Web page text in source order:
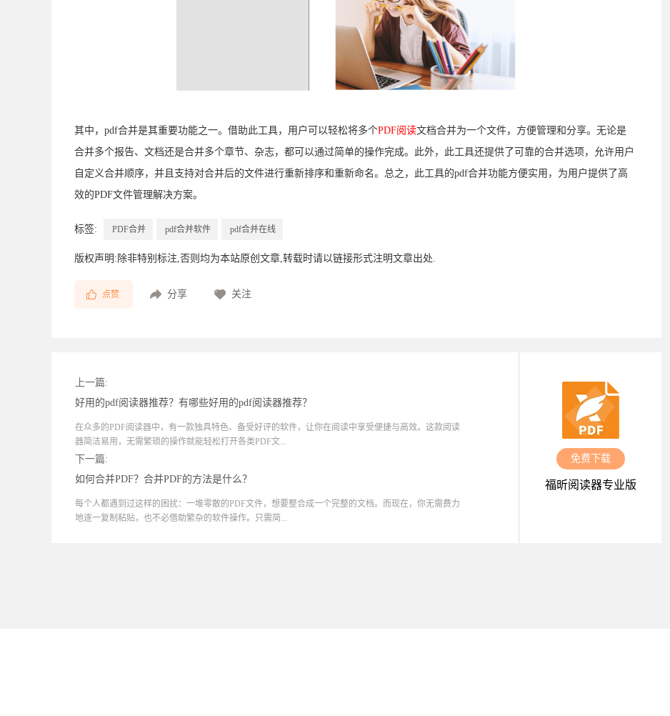
其中，pdf合并是其重要功能之一。借助此工具，用户可以轻松将多个PDF阅读文档合并为一个文件，方便管理和分享。无论是
合并多个报告、文档还是合并多个章节、杂志，都可以通过简单的操作完成。此外，此工具还提供了可靠的合并选项，允许用户
自定义合并顺序，并且支持对合并后的文件进行重新排序和重新命名。总之，此工具的pdf合并功能方便实用，为用户提供了高
效的PDF文件管理解决方案。
标签: PDF合并 pdf合并软件 pdf合并在线
版权声明:除非特别标注,否则均为本站原创文章,转载时请以链接形式注明文章出处.
点赞 分享 关注
上一篇:
好用的pdf阅读器推荐？有哪些好用的pdf阅读器推荐？
在众多的PDF阅读器中，有一款独具特色、备受好评的软件，让你在阅读中享受便捷与高效。这款阅读
器简洁易用，无需繁琐的操作就能轻松打开各类PDF文...
下一篇:
如何合并PDF？合并PDF的方法是什么？
每个人都遇到过这样的困扰：一堆零散的PDF文件，想要整合成一个完整的文档。而现在，你无需费力
地逐一复制粘贴，也不必借助繁杂的软件操作。只需简...
福昕阅读器专业版
免费下载